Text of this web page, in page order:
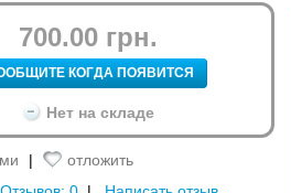
700.00 грн.
КОГДА ПОЯВИТСЯ
Нет на складе
|
отложить